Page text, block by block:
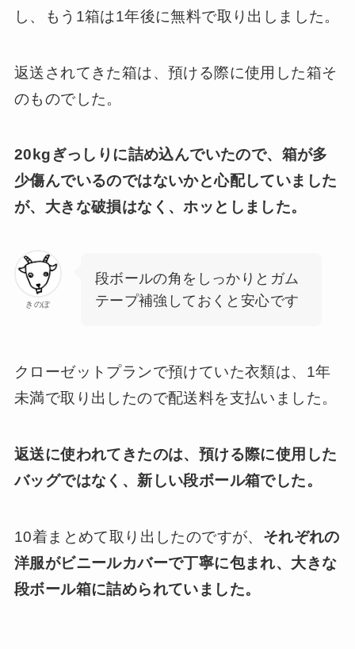
し、もう1箱は1年後に無料で取り出しました。
返送されてきた箱は、預ける際に使用した箱そ
のものでした。
20kgぎっしりに詰め込んでいたので、箱が多
少傷んでいるのではないかと心配していました
が、大きな破損はなく、ホッとしました。
きのぽ
段ボールの角をしっかりとガム
テープ補強しておくと安心です
クローゼットプランで預けていた衣類は、1年
未満で取り出したので配送料を支払いました。
返送に使われてきたのは、預ける際に使用した
バッグではなく、新しい段ボール箱でした。
10着まとめて取り出したのですが、 それぞれの
洋服がビニールカバーで丁寧に包まれ、大きな
段ボール箱に詰められていました。